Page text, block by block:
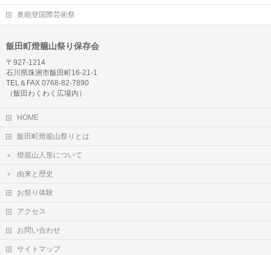
奥能登国際芸術祭
飯田町燈籠山祭り保存会
〒927-1214
石川県珠洲市飯田町16-21-1
TEL＆FAX 0768-82-7890
（飯田わくわく広場内）
HOME
飯田町燈籠山祭りとは
燈籠山人形について
由来と歴史
お祭り体験
アクセス
お問い合わせ
サイトマップ